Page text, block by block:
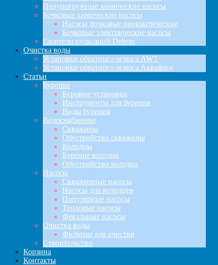
Полупогружные химические насосы
Бочковые химические насосы
Насосы бочковые пневматические
Бочковые электрические насосы
Гасители пульсаций Debem
Очистка воды
Установки обратного осмоса AWT
Установки обратного осмоса Аквафлоу
Статьи
Бурение
Буровые установки
Инструменты для бурения
Виды бурения
Водоснабжение
Скважины
Обустройство скважины
Колодцы
Бурение колодца
Обустройство колодца
Насосы
Скважинные насосы
Насосы для колодцев
Популярные насосы
Тепловые насосы
Фекальные насосы
Очистка воды
Фильтры для очистки
Строительство
Корзина
Контакты